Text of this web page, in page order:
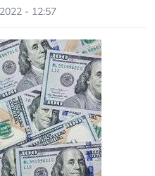
- 12:57